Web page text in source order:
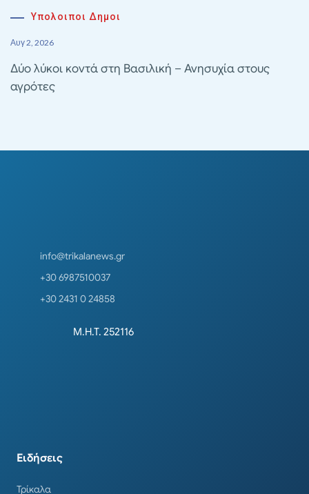
Υπολοιποι Δημοι
Αυγ 2, 2026
Δύο λύκοι κοντά στη Βασιλική – Ανησυχία στους
αγρότες
info@trikalanews.gr
+30 6987510037
+30 2431 0 24858
Μ.Η.Τ. 252116
Ειδήσεις
Τρίκαλα